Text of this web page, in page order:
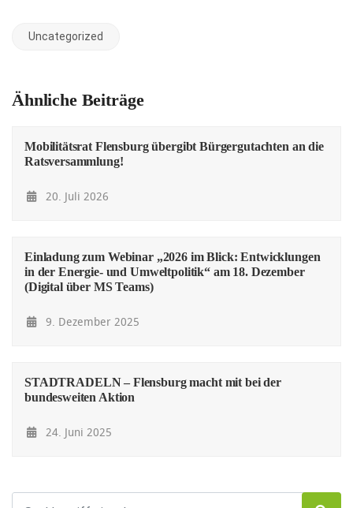
Uncategorized
Ähnliche Beiträge
Mobilitätsrat Flensburg übergibt Bürgergutachten an die
Ratsversammlung!
20. Juli 2026
Einladung zum Webinar „2026 im Blick: Entwicklungen
in der Energie- und Umweltpolitik“ am 18. Dezember
(Digital über MS Teams)
9. Dezember 2025
STADTRADELN – Flensburg macht mit bei der
bundesweiten Aktion
24. Juni 2025